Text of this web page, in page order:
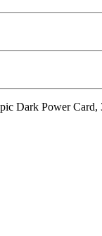
Dark Power Card,